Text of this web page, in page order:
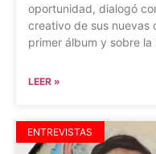
oportunidad, dialogó
creativo de sus nuevas
primer álbum y sobre
LEER »
ENTREVISTAS